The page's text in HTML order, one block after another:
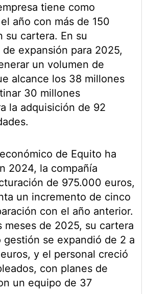
tiene como
año con más de 150
su cartera. En su
expansión para 2025,
un volumen de
alcance los 38 millones
30 millones
la adquisición de 92
de Equito ha
2024, la compañía
de 975.000 euros,
un incremento de cinco
con el año anterior.
meses de 2025, su cartera
gestión se expandió de 2 a
y el personal creció
con planes de
un equipo de 37